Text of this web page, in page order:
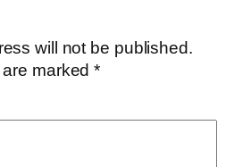
will not be published.
are marked*